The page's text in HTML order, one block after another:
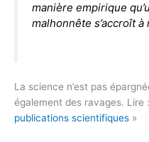
manière empirique
malhonnête s’accroît
La science n’est pas
également des ravages. Lire
publications scientifiques »